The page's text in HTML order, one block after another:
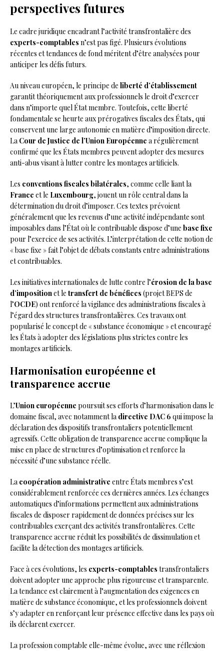
perspectives futures
Le cadre juridique encadrant l’activité transfrontalière des
experts-comptables n’est pas figé. Plusieurs évolutions
récentes et tendances de fond méritent d’être analysées pour
anticiper les défis futurs.
Au niveau européen, le principe de liberté d’établissement
garantit théoriquement aux professionnels le droit d’exercer
dans n’importe quel État membre. Toutefois, cette liberté
fondamentale se heurte aux prérogatives fiscales des États, qui
conservent une large autonomie en matière d’imposition directe.
La Cour de Justice de l’Union Européenne a régulièrement
confirmé que les États membres peuvent adopter des mesures
anti-abus visant à lutter contre les montages artificiels.
Les conventions fiscales bilatérales, comme celle liant la
France et le Luxembourg, jouent un rôle central dans la
détermination du droit d’imposer. Ces textes prévoient
généralement que les revenus d’une activité indépendante sont
imposables dans l’État où le contribuable dispose d’une base fixe
pour l’exercice de ses activités. L’interprétation de cette notion de
« base fixe » fait l’objet de débats constants entre administrations
et contribuables.
Les initiatives internationales de lutte contre l’érosion de la base
d’impositionet le transfert de bénéfices (projet BEPS de
l’OCDE) ont renforcé la vigilance des administrations fiscales à
l’égard des structures transfrontalières. Ces travaux ont
popularisé le concept de « substance économique » et encouragé
les États à adopter des législations plus strictes contre les
montages artificiels.
Harmonisation européenne et
transparence accrue
L’Union européenne poursuit ses efforts d’harmonisation dans le
domaine fiscal, avec notamment la directive DAC 6 qui impose la
déclaration des dispositifs transfrontaliers potentiellement
agressifs. Cette obligation de transparence accrue complique la
mise en place de structures d’optimisation et renforce la
nécessité d’une substance réelle.
La coopération administrative entre États membres s’est
considérablement renforcée ces dernières années. Les échanges
automatiques d’informations permettent aux administrations
fiscales de disposer rapidement de données précises sur les
contribuables exerçant des activités transfrontalières. Cette
transparence accrue réduit les possibilités de dissimulation et
facilite la détection des montages artificiels.
Face à ces évolutions, les experts-comptables transfrontaliers
doivent adopter une approche plus rigoureuse et transparente.
La tendance est clairement à l’augmentation des exigences en
matière de substance économique, et les professionnels doivent
s’y adapter en renforçant leur présence effective dans les pays où
ils déclarent exercer.
La profession comptable elle-même évolue, avec une réflexion